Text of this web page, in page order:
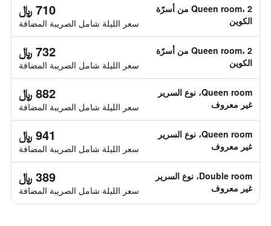
Queen room، 2 من أسرّة
الكوين
710 ﷼
سعر الليلة شامل الصريبة المضافة
Queen room، 2 من أسرّة
الكوين
732 ﷼
سعر الليلة شامل الصريبة المضافة
Queen room، نوع السرير
غير معروف
882 ﷼
سعر الليلة شامل الصريبة المضافة
Queen room، نوع السرير
غير معروف
941 ﷼
سعر الليلة شامل الصريبة المضافة
Double room، نوع السرير
غير معروف
389 ﷼
سعر الليلة شامل الصريبة المضافة